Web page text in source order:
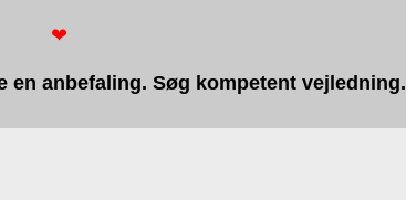
❤
en anbefaling. Søg kompetent vejledning.